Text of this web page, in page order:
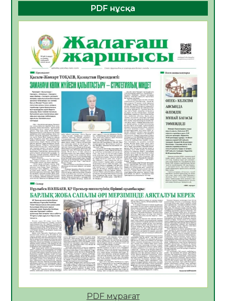
ҚҰРЫЛТАЙ САЙЛАУЫ – БОЛАШАҚҚА
БАСТАР ЖАУАПТЫ ТАҢДАУ
06.08.2026
Инфекциялық ауруларға қарсы иммундау
жұмыстарының тиімділігі
06.08.2026
Көкжөтел ауруы туралы
06.08.2026
28
АПВ вакцинасы туралы мәлімет
06.08.2026
29
Open Air: Қызылорда облысы полиция
департаменті 20 мыңнан астам
көрерменнің қауіпсіздігін қамтамасыз етті
06.08.2026
40
ҚЫЗЫЛОРДАДА «САНАЛЫ ҰРПАҚ –
ЖАРҚЫН БОЛАШАҚ» АТТЫ КЕҢЕЙТІЛГЕН
МӘЖІЛІС ӨТТІ
05.08.2026
41
Қазақстан Орталық Азиядағы көшуге ең
PDF нұсқа
PDF мұрағат